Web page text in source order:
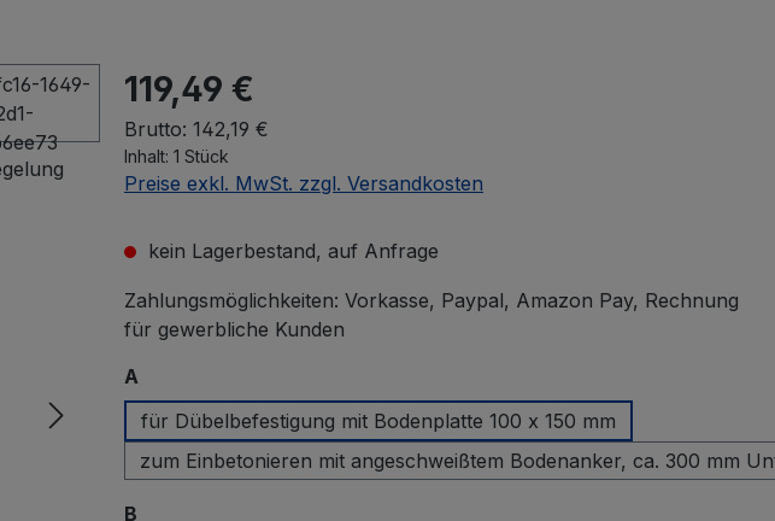
119,49 €
Brutto: 142,19 €
Inhalt: 1 Stück
Preise exkl. MwSt. zzgl. Versandkosten
kein Lagerbestand, auf Anfrage
Zahlungsmöglichkeiten: Vorkasse, Paypal, Amazon Pay, Rechnung
für gewerbliche Kunden
A
für Dübelbefestigung mit Bodenplatte 100 x 150 mm
zum Einbetonieren mit angeschweißtem
B